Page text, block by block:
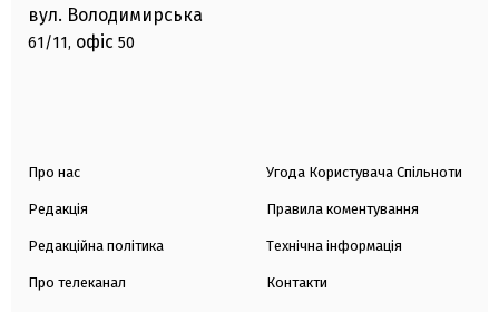
вул. Володимирська
61/11, офіс 50
Про нас
Редакція
Редакційна політика
Про телеканал
Угода Користувача Спільноти
Правила коментування
Технічна інформація
Контакти